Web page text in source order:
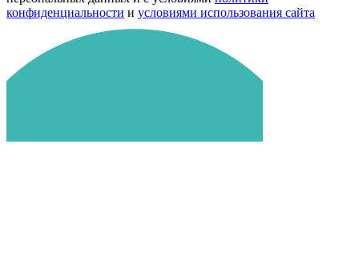
конфиденциальности и условиями использования сайта